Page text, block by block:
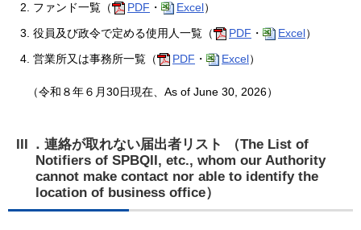
ファンド一覧（
PDF ・ Excel）
役員及び政令で定める使用人一覧（
PDF ・ Excel）
営業所又は事務所一覧（
PDF ・ Excel）
（令和８年６月30日現在、As of June 30, 2026）
．連絡が取れない届出者リスト （The List of
Notifiers of SPBQII, etc., whom our Authority
cannot make contact nor able to identify the
location of business office）